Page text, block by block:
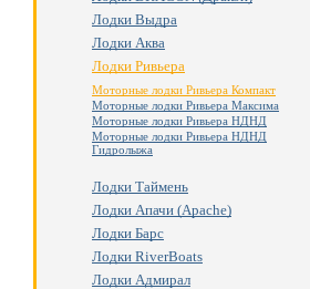
Лодки Выдра
Лодки Аква
Лодки Ривьера
Моторные лодки Ривьера Компакт
Моторные лодки Ривьера Максима
Моторные лодки Ривьера НДНД
Моторные лодки Ривьера НДНД
Гидролыжа
Лодки Таймень
Лодки Апачи (Apache)
Лодки Барс
Лодки RiverBoats
Лодки Адмирал